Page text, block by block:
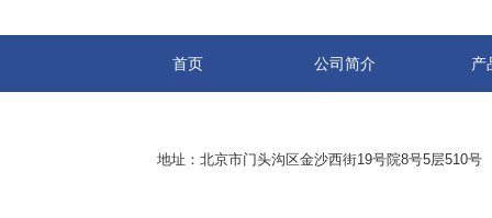
首页 公司简介 产
地址：北京市门头沟区金沙西街19号院8号5层510